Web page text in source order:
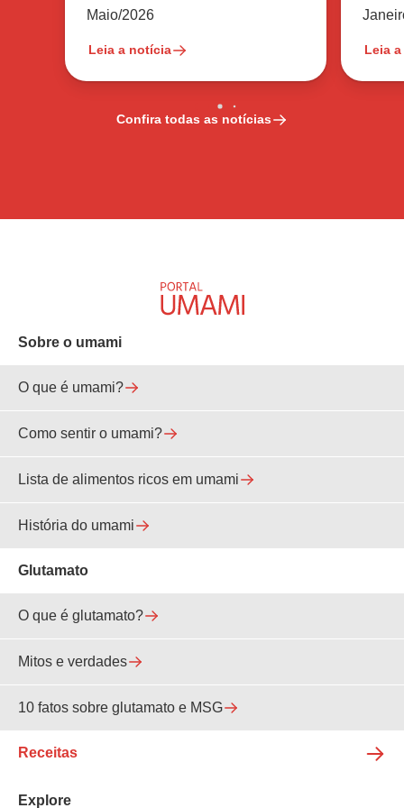
no ingrediente
Maio/2026
Leia a notícia Leia
Confira todas as notícias
Sobre o umami
O que é umami?
Como sentir o umami?
Lista de alimentos ricos em umami
História do umami
Glutamato
O que é glutamato?
Mitos e verdades
10 fatos sobre glutamato e MSG
Receitas
Explore